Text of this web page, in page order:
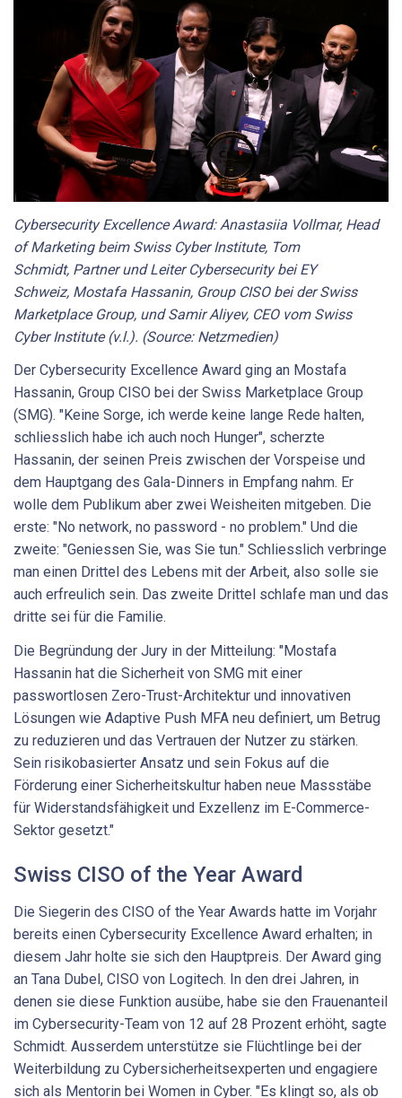
Cybersecurity Excellence Award: Anastasiia Vollmar, Head
of Marketing beim Swiss Cyber Institute, Tom
Schmidt, Partner und Leiter Cybersecurity bei EY
Schweiz, Mostafa Hassanin, Group CISO bei der Swiss
Marketplace Group, und Samir Aliyev, CEO vom Swiss
Cyber Institute (v.l.). (Source: Netzmedien)
Der Cybersecurity Excellence Award ging an Mostafa
Hassanin, Group CISO bei der Swiss Marketplace Group
(SMG). "Keine Sorge, ich werde keine lange Rede halten,
schliesslich habe ich auch noch Hunger", scherzte
Hassanin, der seinen Preis zwischen der Vorspeise und
dem Hauptgang des Gala-Dinners in Empfang nahm. Er
wolle dem Publikum aber zwei Weisheiten mitgeben. Die
erste: "No network, no password - no problem." Und die
zweite: "Geniessen Sie, was Sie tun." Schliesslich verbringe
man einen Drittel des Lebens mit der Arbeit, also solle sie
auch erfreulich sein. Das zweite Drittel schlafe man und das
dritte sei für die Familie.
Die Begründung der Jury in der Mitteilung: "Mostafa
Hassanin hat die Sicherheit von SMG mit einer
passwortlosen Zero-Trust-Architektur und innovativen
Lösungen wie Adaptive Push MFA neu definiert, um Betrug
zu reduzieren und das Vertrauen der Nutzer zu stärken.
Sein risikobasierter Ansatz und sein Fokus auf die
Förderung einer Sicherheitskultur haben neue Massstäbe
für Widerstandsfähigkeit und Exzellenz im E-Commerce-
Sektor gesetzt."
Swiss CISO of the Year Award
Die Siegerin des CISO of the Year Awards hatte im Vorjahr
bereits einen Cybersecurity Excellence Award erhalten; in
diesem Jahr holte sie sich den Hauptpreis. Der Award ging
an Tana Dubel, CISO von Logitech. In den drei Jahren, in
denen sie diese Funktion ausübe, habe sie den Frauenanteil
im Cybersecurity-Team von 12 auf 28 Prozent erhöht, sagte
Schmidt. Ausserdem unterstütze sie Flüchtlinge bei der
Weiterbildung zu Cybersicherheitsexperten und engagiere
sich als Mentorin bei Women in Cyber. "Es klingt so, als ob